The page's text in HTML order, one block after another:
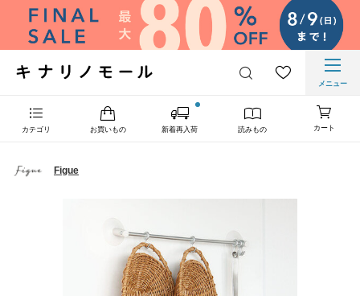
メニュー
カテゴリ お買いもの 新着再入荷 読みもの カート
Figue